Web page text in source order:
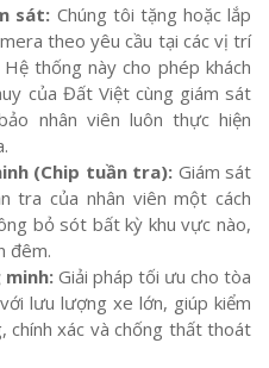
sát: Chúng tôi tặng hoặc lắp
theo yêu cầu tại các vị trí
thống này cho phép khách
của Đất Việt cùng giám sát
nhân viên luôn thực hiện
(Chip tuần tra): Giám sát
tra của nhân viên một cách
bỏ sót bất kỳ khu vực nào,
đêm.
Giải pháp tối ưu cho tòa
lưu lượng xe lớn, giúp kiểm
chính xác và chống thất thoát